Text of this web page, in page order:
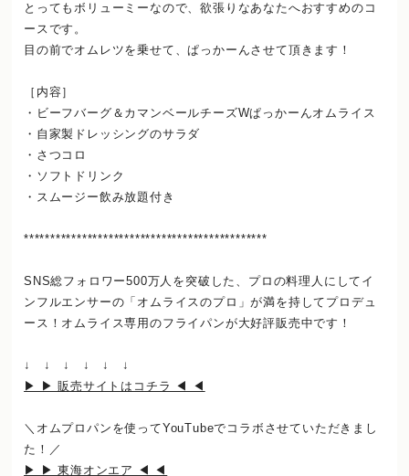
とってもボリューミーなので、欲張りなあなたへおすすめのコ
ースです。
目の前でオムレツを乗せて、ぱっかーんさせて頂きます！
［内容］
・ビーフバーグ＆カマンベールチーズWぱっかーんオムライス
・自家製ドレッシングのサラダ
・さつコロ
・ソフトドリンク
・スムージー飲み放題付き
**********************************************
SNS総フォロワー500万人を突破した、プロの料理人にしてイ
ンフルエンサーの「オムライスのプロ」が満を持してプロデュ
ース！オムライス専用のフライパンが大好評販売中です！
↓ ↓ ↓ ↓ ↓ ↓
▶ ▶ 販売サイトはコチラ ◀ ◀
＼オムプロパンを使ってYouTubeでコラボさせていただきまし
た！／
▶ ▶ 東海オンエア ◀ ◀